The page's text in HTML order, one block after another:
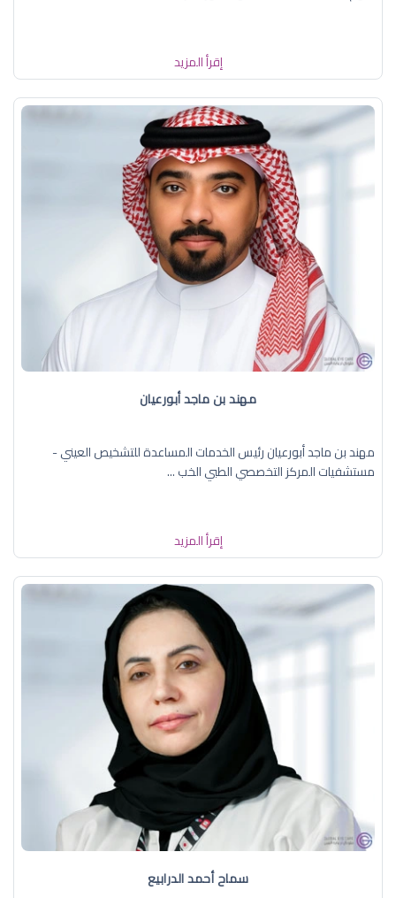
إقرأ المزيد
مهند بن ماجد أبورعيان
مهند بن ماجد أبورعيان رئيس الخدمات المساعدة للتشخيص العيني -
مستشفيات المركز التخصصي الطبي الخب ...
إقرأ المزيد
سماح أحمد الدرابيع